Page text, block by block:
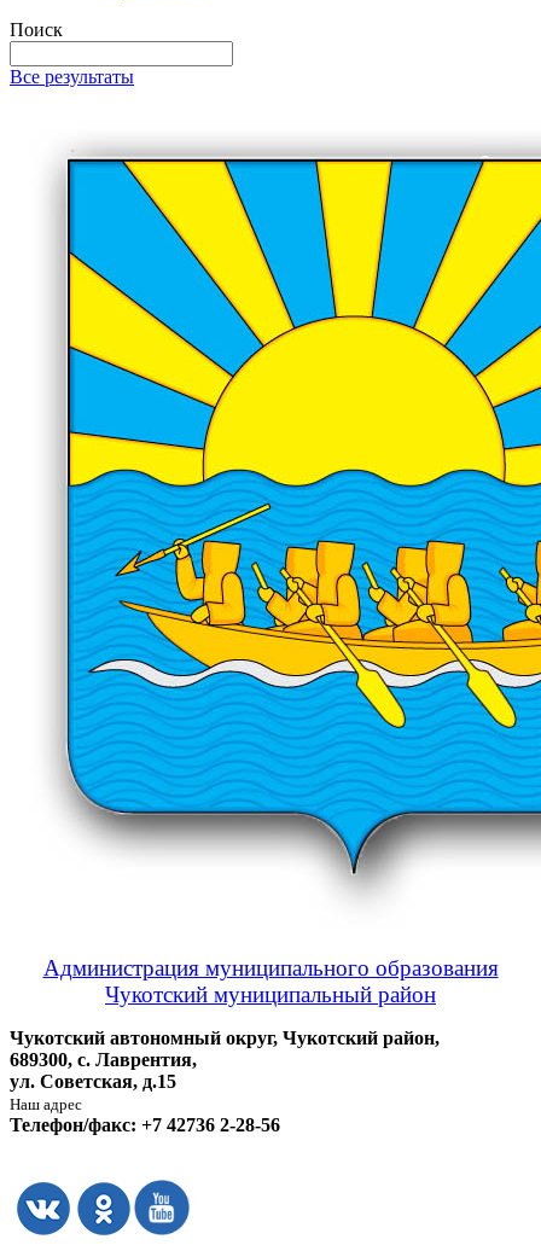
Поиск
Все результаты
Администрация муниципального образования
Чукотский муниципальный район
Чукотский автономный округ, Чукотский район,
689300, с. Лаврентия,
ул. Советская, д.15
Наш адрес
Телефон/факс: +7 42736 2-28-56